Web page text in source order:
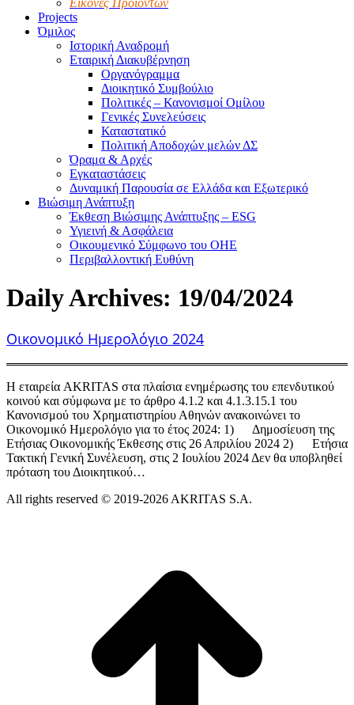
Εικόνες Προϊόντων
Projects
Όμιλος
Ιστορική Αναδρομή
Εταιρική Διακυβέρνηση
Οργανόγραμμα
Διοικητικό Συμβούλιο
Πολιτικές – Κανονισμοί Ομίλου
Γενικές Συνελεύσεις
Καταστατικό
Πολιτική Αποδοχών μελών ΔΣ
Όραμα & Αρχές
Εγκαταστάσεις
Δυναμική Παρουσία σε Ελλάδα και Εξωτερικό
Βιώσιμη Ανάπτυξη
Έκθεση Βιώσιμης Ανάπτυξης – ESG
Υγιεινή & Ασφάλεια
Οικουμενικό Σύμφωνο του ΟΗΕ
Περιβαλλοντική Ευθύνη
Daily Archives: 19/04/2024
Οικονομικό Ημερολόγιο 2024
Η εταιρεία AKRITAS στα πλαίσια ενημέρωσης του επενδυτικού
κοινού και σύμφωνα με το άρθρο 4.1.2 και 4.1.3.15.1 του
Κανονισμού του Χρηματιστηρίου Αθηνών ανακοινώνει το
Οικονομικό Ημερολόγιο για το έτος 2024: 1) Δημοσίευση της
Ετήσιας Οικονομικής Έκθεσης στις 26 Απριλίου 2024 2) Ετήσια
Τακτική Γενική Συνέλευση, στις 2 Ιουλίου 2024 Δεν θα υποβληθεί
πρόταση του Διοικητικού…
All rights reserved © 2019-2026 AKRITAS S.A.